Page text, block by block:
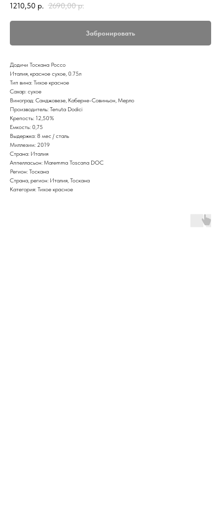
1210,50 р. 2690,00 р.
Забронировать
Додичи Тоскана Россо
Италия, красное сухое, 0.75л
Тип вина: Тихое красное
Сахар: сухое
Виноград: Санджовезе, Каберне-Совиньон, Мерло
Производитель: Tenuta Dodici
Крепость: 12,50%
Емкость: 0,75
Выдержка: 8 мес / сталь
Миллезим: 2019
Страна: Италия
Аппелласьон: Maremma Toscana DOC
Регион: Тоскана
Страна, регион: Италия, Тоскана
Категория: Тихое красное